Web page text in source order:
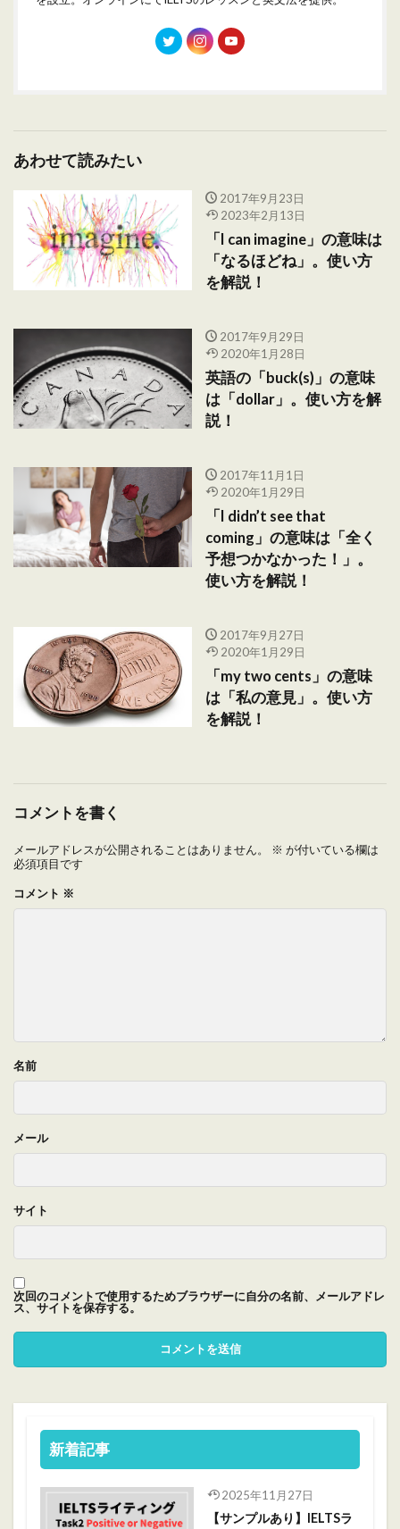
あわせて読みたい
2017年9月23日
2023年2月13日
「I can imagine」の意味は
「なるほどね」。使い方
を解説！
2017年9月29日
2020年1月28日
英語の「buck(s)」の意味
は「dollar」。使い方を解
説！
2017年11月1日
2020年1月29日
「I didn’t see that
coming」の意味は「全く
予想つかなかった！」。
使い方を解説！
2017年9月27日
2020年1月29日
「my two cents」の意味
は「私の意見」。使い方
を解説！
コメントを書く
メールアドレスが公開されることはありません。 ※ が付いている欄は
必須項目です
コメント ※
名前
メール
サイト
次回のコメントで使用するためブラウザーに自分の名前、メールアドレ
ス、サイトを保存する。
新着記事
2025年11月27日
【サンプルあり】IELTSラ